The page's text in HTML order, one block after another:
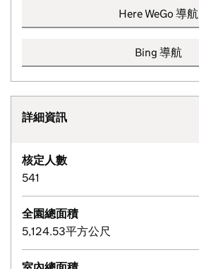
Here WeGo 導航
Bing 導航
詳細資訊
核定人數
541
全園總面積
5,124.53平方公尺